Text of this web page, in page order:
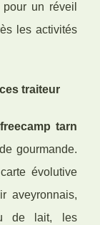
un réveil
les activités
traiteur
tarn
gourmande.
évolutive
aveyronnais,
de lait, les